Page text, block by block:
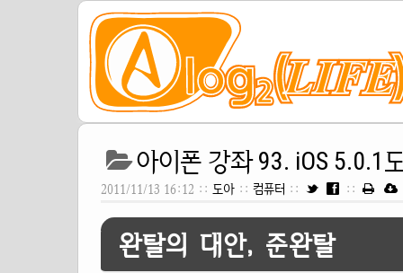
아이폰 강좌 93. iOS 5.0.1
2011/11/13 16:12 :: 도아 :: 컴퓨터 :: ::
완탈의 대안, 준완탈